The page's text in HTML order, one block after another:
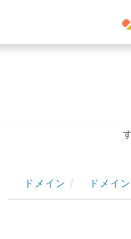
ドメイン ドメイ